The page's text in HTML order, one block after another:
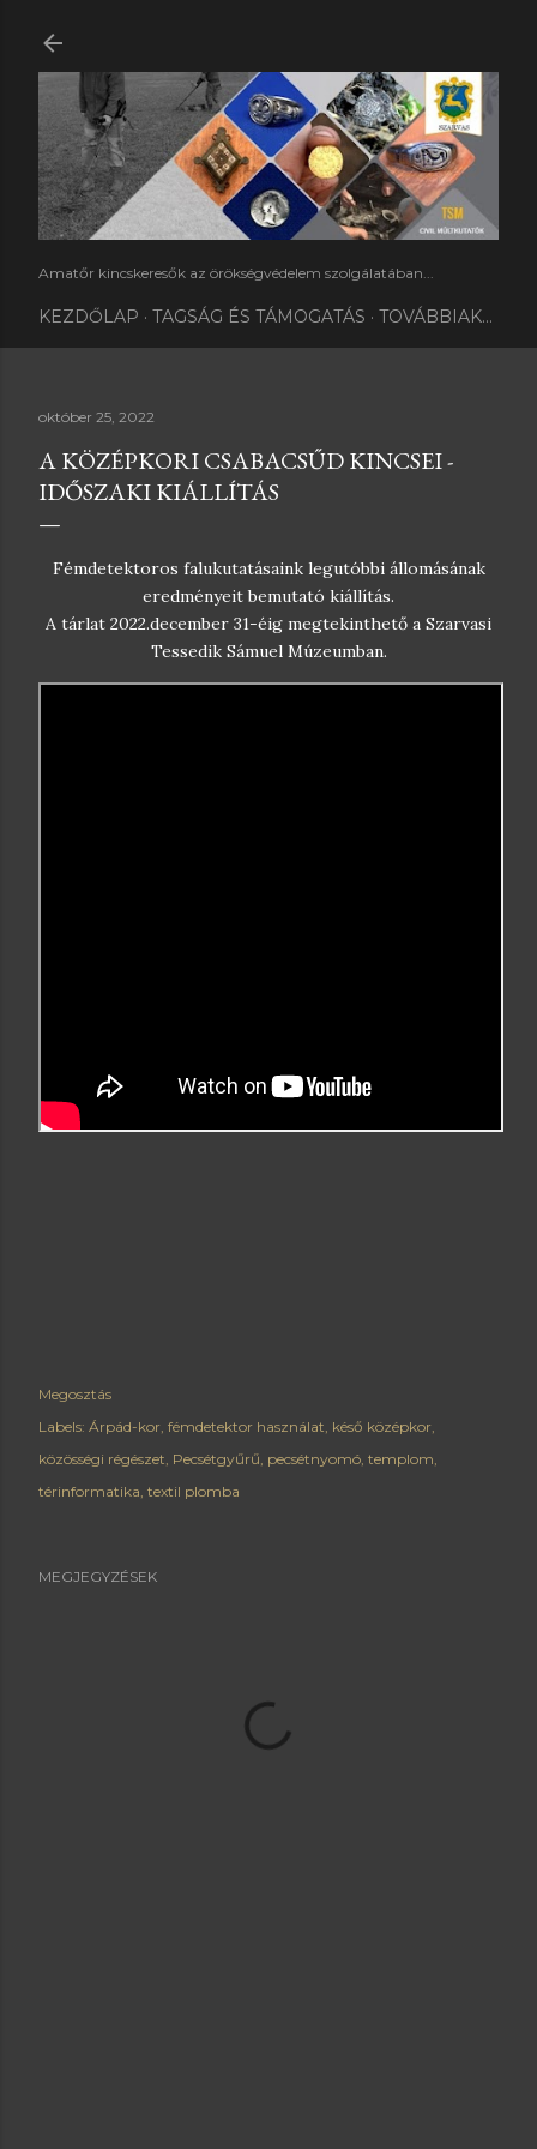
Amatőr kincskeresők az örökségvédelem szolgálatában...
KEZDŐLAP TAGSÁG ÉS TÁMOGATÁS TOVÁBBIAK…
október 25, 2022
A KÖZÉPKORI CSABACSŰD KINCSEI -
IDŐSZAKI KIÁLLÍTÁS
Fémdetektoros falukutatásaink legutóbbi állomásának
eredményeit bemutató kiállítás.
A tárlat 2022.december 31-éig megtekinthető a Szarvasi
Tessedik Sámuel Múzeumban.
Megosztás
Labels: Árpád-kor fémdetektor használat késő középkor
közösségi régészet Pecsétgyűrű pecsétnyomó templom
térinformatika textil plomba
MEGJEGYZÉSEK